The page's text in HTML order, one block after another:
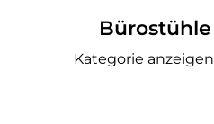
Bürostühle
Kategorie anzeigen